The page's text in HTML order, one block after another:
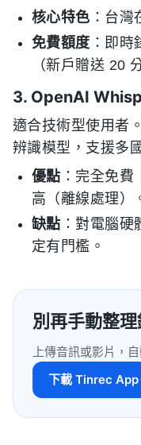
核心特色 ：台
免費額度 ：即
（新戶贈送 20
3. OpenAI
適合技術型使用者
辨識模型，支援多
優點 ：完全免
高（離線處理）
缺點 ：對電腦
定有門檻。
別再手動整
上傳音訊或影片，
下載 Tinrec App